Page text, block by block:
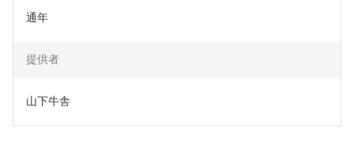
通年
提供者
山下牛舎